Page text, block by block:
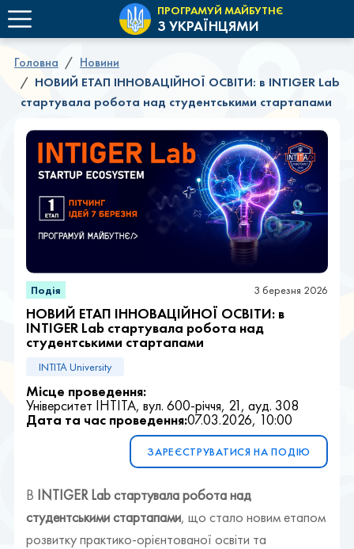
ПРОГРАМУЙ МАЙБУТНЄ
З УКРАЇНЦЯМИ
Головна
Новини
НОВИЙ ЕТАП ІННОВАЦІЙНОЇ ОСВІТИ: в INTIGER Lab
стартувала робота над студентськими стартапами
Подія 3 березня 2026
НОВИЙ ЕТАП ІННОВАЦІЙНОЇ ОСВІТИ: в
INTIGER Lab стартувала робота над
студентськими стартапами
INTITA University
Місце проведення:
Університет ІНТІТА, вул. 600-річчя, 21, ауд. 308
Дата та час проведення:07.03.2026, 10:00
ЗАРЕЄСТРУВАТИСЯ НА ПОДІЮ
В INTIGER Lab стартувала робота над
студентськими стартапами, що стало новим етапом
розвитку практико-орієнтованої освіти та